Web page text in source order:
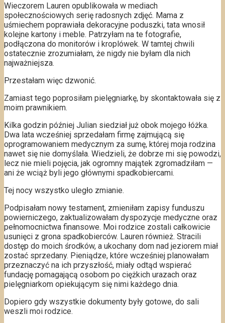
Wieczorem Lauren opublikowała w mediach
społecznościowych serię radosnych zdjęć. Mama z
uśmiechem poprawiała dekoracyjne poduszki, tata wnosił
kolejne kartony i meble. Patrzyłam na te fotografie,
podłączona do monitorów i kroplówek. W tamtej chwili
ostatecznie zrozumiałam, że nigdy nie byłam dla nich
najważniejsza.
Przestałam więc dzwonić.
Zamiast tego poprosiłam pielęgniarkę, by skontaktowała się z
moim prawnikiem.
Kilka godzin później Julian siedział już obok mojego łóżka.
Dwa lata wcześniej sprzedałam firmę zajmującą się
oprogramowaniem medycznym za sumę, której moja rodzina
nawet się nie domyślała. Wiedzieli, że dobrze mi się powodzi,
lecz nie mieli pojęcia, jak ogromny majątek zgromadziłam —
ani że wciąż byli jego głównymi spadkobiercami.
Tej nocy wszystko uległo zmianie.
Podpisałam nowy testament, zmieniłam zapisy funduszu
powierniczego, zaktualizowałam dyspozycje medyczne oraz
pełnomocnictwa finansowe. Moi rodzice zostali całkowicie
usunięci z grona spadkobierców. Lauren również. Stracili
dostęp do moich środków, a ukochany dom nad jeziorem miał
zostać sprzedany. Pieniądze, które wcześniej planowałam
przeznaczyć na ich przyszłość, miały odtąd wspierać
fundację pomagającą osobom po ciężkich urazach oraz
pielęgniarkom opiekującym się nimi każdego dnia.
Dopiero gdy wszystkie dokumenty były gotowe, do sali
weszli moi rodzice.